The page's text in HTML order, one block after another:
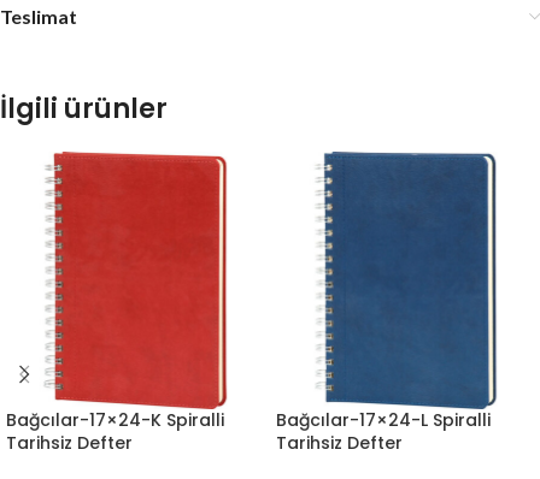
Teslimat
İlgili ürünler
Bağcılar-17×24-K Spiralli
Tarihsiz Defter
Bağcılar-17×24-L Spiralli
Tarihsiz Defter